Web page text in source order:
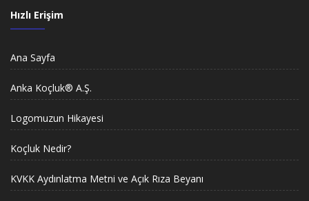
Hızlı Erişim
Ana Sayfa
Anka Koçluk® A.Ş.
Logomuzun Hikayesi
Koçluk Nedir?
KVKK Aydınlatma Metni ve Açık Rıza Beyanı